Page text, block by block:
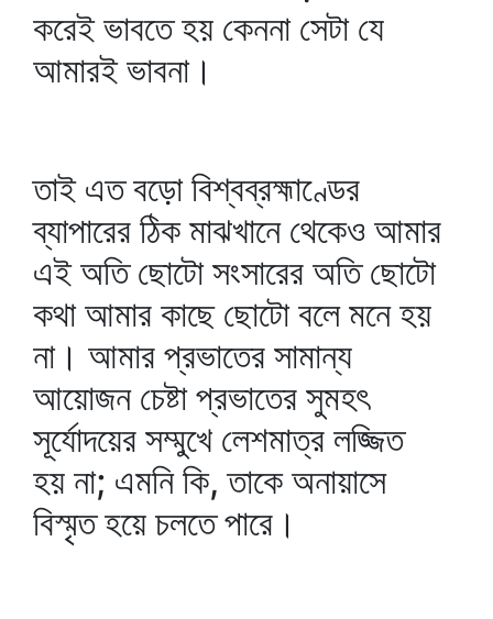
করেই ভাবতে হয় কেননা সেটা যে
আমারই ভাবনা।
তাই এত বড়ো বিশ্বব্রহ্মাণ্ডের
ব্যাপারের ঠিক মাঝখানে থেকেও আমার
এই অতি ছোটো সংসারের অতি ছোটো
কথা আমার কাছে ছোটো বলে মনে হয়
না। আমার প্রভাতের সামান্য
আয়োজন চেষ্টা প্রভাতের সুমহৎ
সূর্যোদয়ের সম্মুখে লেশমাত্র লজ্জিত
হয় না; এমনি কি, তাকে অনায়াসে
বিস্মৃত হয়ে চলতে পারে।